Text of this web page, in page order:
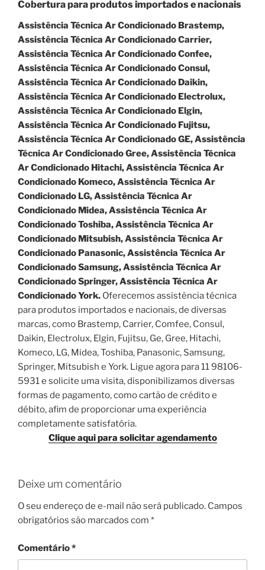
Cobertura para produtos importados e nacionais
Assistência Técnica Ar Condicionado Brastemp,
Assistência Técnica Ar Condicionado Carrier,
Assistência Técnica Ar Condicionado Confee,
Assistência Técnica Ar Condicionado Consul,
Assistência Técnica Ar Condicionado Daikin,
Assistência Técnica Ar Condicionado Electrolux,
Assistência Técnica Ar Condicionado Elgin,
Assistência Técnica Ar Condicionado Fujitsu,
Assistência Técnica Ar Condicionado GE, Assistência
Técnica Ar Condicionado Gree, Assistência Técnica
Ar Condicionado Hitachi, Assistência Técnica Ar
Condicionado Komeco, Assistência Técnica Ar
Condicionado LG, Assistência Técnica Ar
Condicionado Midea, Assistência Técnica Ar
Condicionado Toshiba, Assistência Técnica Ar
Condicionado Mitsubish, Assistência Técnica Ar
Condicionado Panasonic, Assistência Técnica Ar
Condicionado Samsung, Assistência Técnica Ar
Condicionado Springer, Assistência Técnica Ar
Condicionado York. Oferecemos assistência técnica
para produtos importados e nacionais, de diversas
marcas, como Brastemp, Carrier, Comfee, Consul,
Daikin, Electrolux, Elgin, Fujitsu, Ge, Gree, Hitachi,
Komeco, LG, Midea, Toshiba, Panasonic, Samsung,
Springer, Mitsubish e York. Ligue agora para 11 98106-
5931 e solicite uma visita, disponibilizamos diversas
formas de pagamento, como cartão de crédito e
débito, afim de proporcionar uma experiência
completamente satisfatória.
Clique aqui para solicitar agendamento
Deixe um comentário
O seu endereço de e-mail não será publicado. Campos
obrigatórios são marcados com *
Comentário*